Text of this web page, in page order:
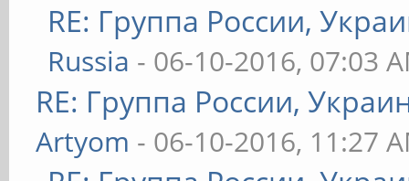
RE: Группа России,
Russia - 06-10-2016, 07:03
RE: Группа России,
Artyom - 06-10-2016, 11:27